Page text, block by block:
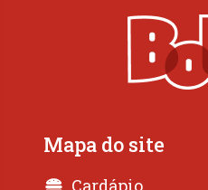
Mapa do site
Cardápio